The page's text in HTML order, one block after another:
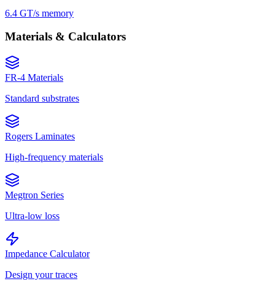
6.4 GT/s memory
Materials & Calculators
FR-4 Materials
Standard substrates
Rogers Laminates
High-frequency materials
Megtron Series
Ultra-low loss
Impedance Calculator
Design your traces